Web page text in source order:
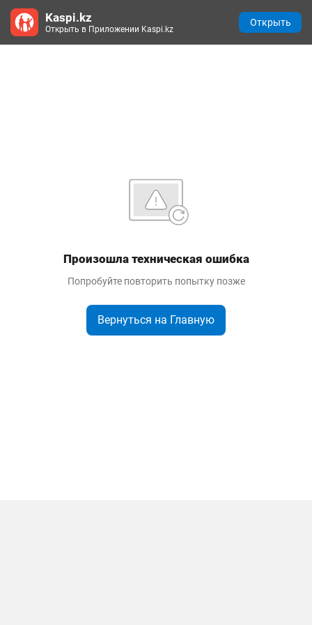
Произошла техническая ошибка
Попробуйте повторить попытку позже
Вернуться на Главную
Kaspi.kz
Открыть в Приложении Kaspi.kz
Открыть